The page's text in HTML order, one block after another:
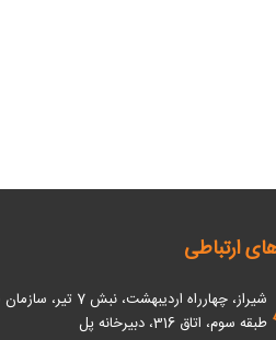
ارتباطی
شیراز، چهارراه
طبقه سوم، اتاق 316، دبیرخانه پل